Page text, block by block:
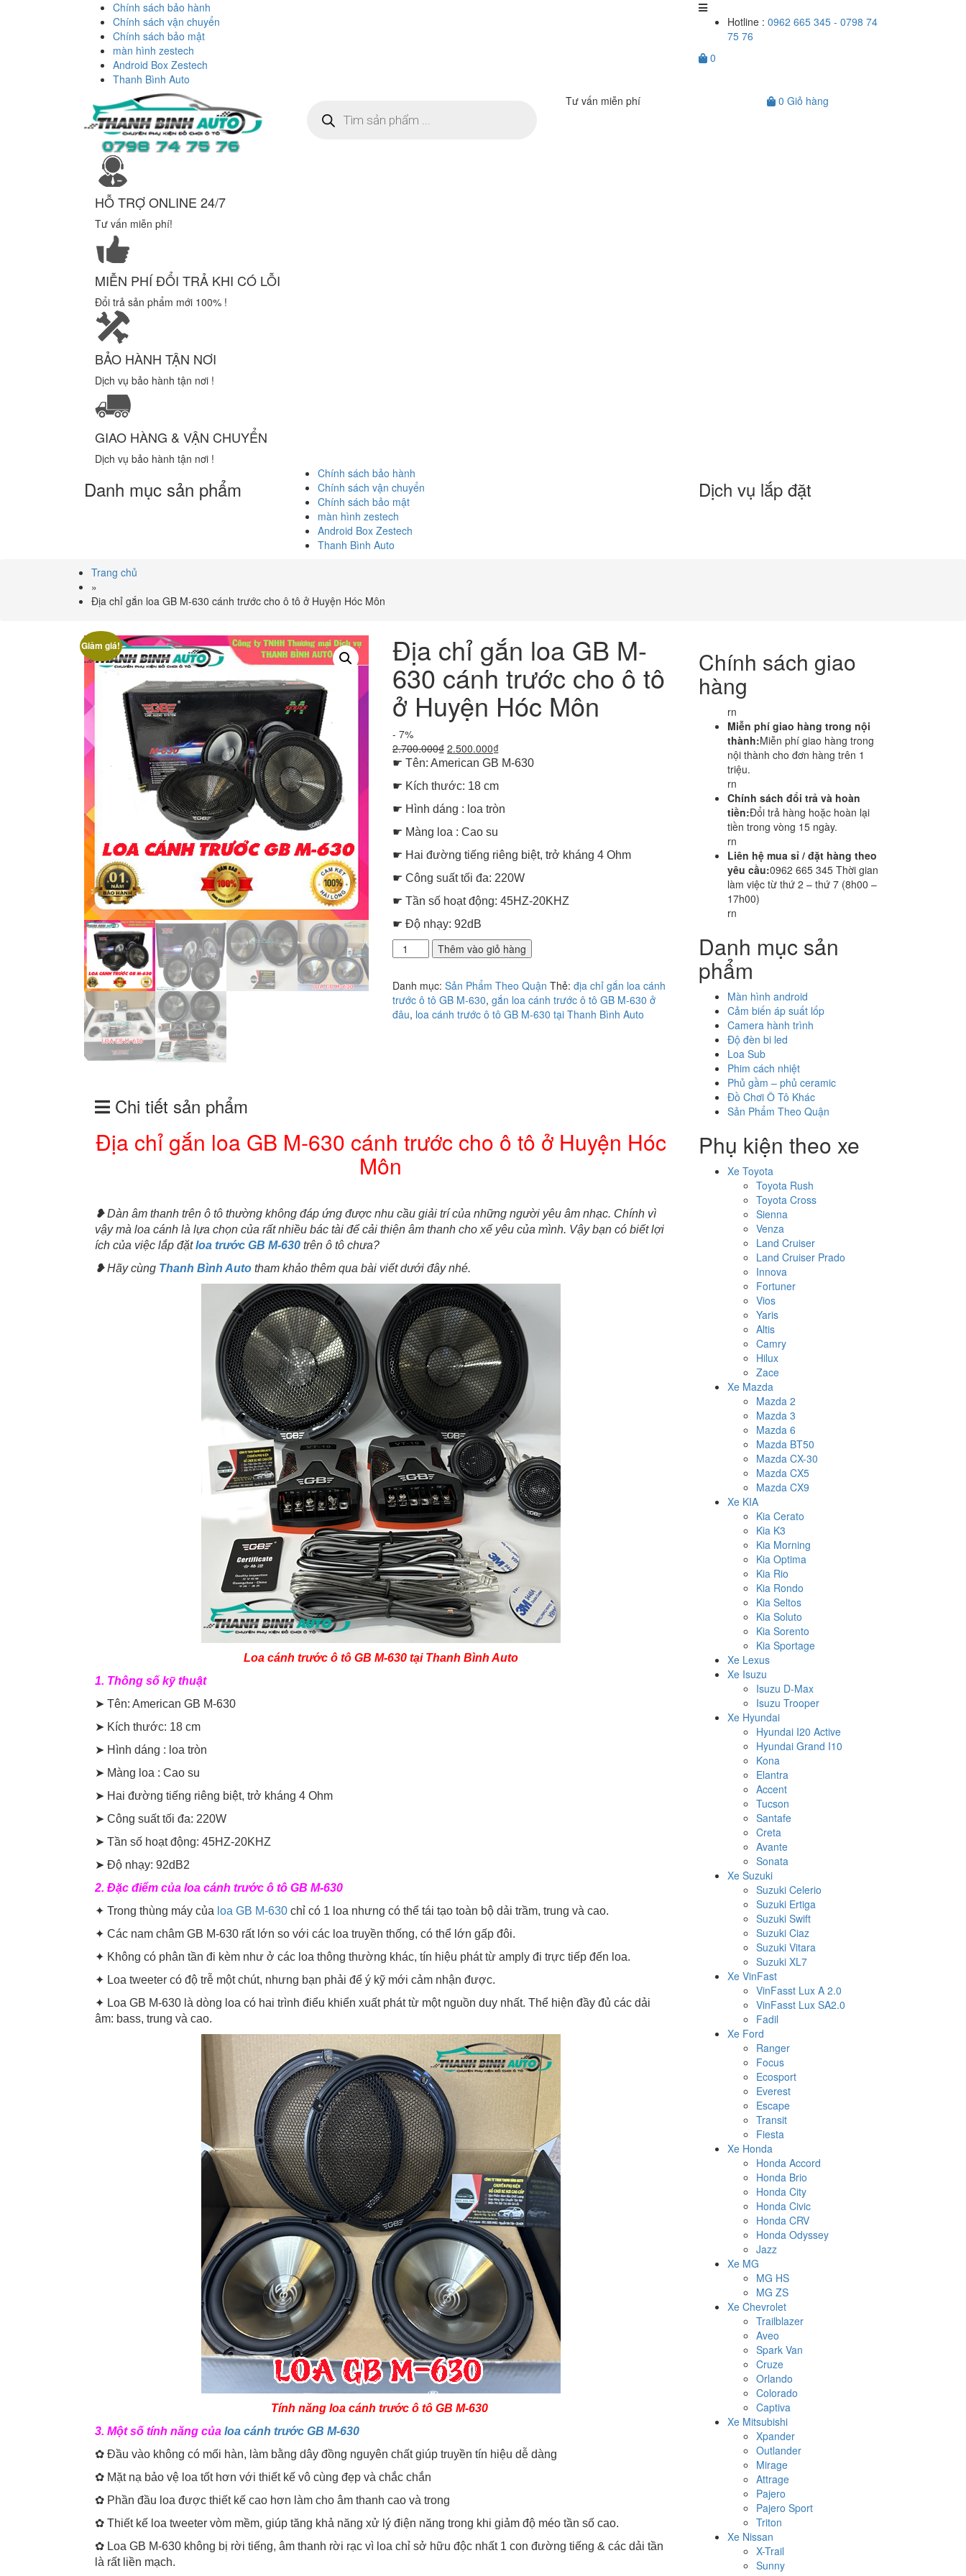
Chính sách bảo hành
Chính sách vận chuyển
Chính sách bảo mật
màn hình zestech
Android Box Zestech
Thanh Bình Auto
Hotline : 0962 665 345 - 0798 74
75 76
0
kiếm
sản
Tư vấn miễn phí 0 Giỏ hàng
HỖ TRỢ ONLINE 24/7
Tư vấn miễn phí!
MIỄN PHÍ ĐỔI TRẢ KHI CÓ LỖI
Đổi trả sản phẩm mới 100% !
BẢO HÀNH TẬN NƠI
Dịch vụ bảo hành tận nơi !
GIAO HÀNG & VẬN CHUYỂN
Dịch vụ bảo hành tận nơi !
Danh mục sản phẩm
Chính sách bảo hành
Chính sách vận chuyển
Chính sách bảo mật
màn hình zestech
Android Box Zestech
Thanh Bình Auto
Dịch vụ lắp đặt
Trang chủ
»
Địa chỉ gắn loa GB M-630 cánh trước cho ô tô ở Huyện Hóc Môn
Giảm giá! Địa chỉ gắn loa GB M-
630 cánh trước cho ô tô
ở Huyện Hóc Môn
- 7%
2.700.000₫ Giá
gốc
2.700.000₫.
2.500.000₫Giá
hiện
là:
2.500.000₫.
☛ Tên: American GB M-630
☛ Kích thước: 18 cm
☛ Hình dáng : loa tròn
☛ Màng loa : Cao su
☛ Hai đường tiếng riêng biệt, trở kháng 4 Ohm
☛ Công suất tối đa: 220W
☛ Tần số hoạt động: 45HZ-20KHZ
☛ Độ nhạy: 92dB
Địa
chỉ
loa
GB
M-
Hóc
Môn
số
Thêm vào giỏ hàng
Danh mục: Sản Phẩm Theo Quận Thẻ: địa chỉ gắn loa cánh
trước ô tô GB M-630, gắn loa cánh trước ô tô GB M-630 ở
đâu, loa cánh trước ô tô GB M-630 tại Thanh Bình Auto
Chi tiết sản phẩm
Địa chỉ gắn loa GB M-630 cánh trước cho ô tô ở Huyện Hóc
Môn
❥Dàn âm thanh trên ô tô thường không đáp ứng được nhu cầu giải trí của những người yêu âm nhạc. Chính vì
vậy mà loa cánh là lựa chọn của rất nhiều bác tài để cải thiện âm thanh cho xế yêu của mình. Vậy bạn có biết lợi
ích của việc lắp đặtloa trước GB M-630 trên ô tô chưa?
❥Hãy cùng Thanh Bình Auto tham khảo thêm qua bài viết dưới đây nhé.
Loa cánh trước ô tô GB M-630 tại Thanh Bình Auto
1. Thông số kỹ thuật
➤ Tên: American GB M-630
➤ Kích thước: 18 cm
➤ Hình dáng : loa tròn
➤ Màng loa : Cao su
➤ Hai đường tiếng riêng biệt, trở kháng 4 Ohm
➤ Công suất tối đa: 220W
➤ Tần số hoạt động: 45HZ-20KHZ
➤ Độ nhạy: 92dB2
2. Đặc điểm của loa cánh trước ô tô GB M-630
✦ Trong thùng máy của loa GB M-630 chỉ có 1 loa nhưng có thể tái tạo toàn bộ dải trầm, trung và cao.
✦ Các nam châm GB M-630 rất lớn so với các loa truyền thống, có thể lớn gấp đôi.
✦ Không có phân tần đi kèm như ở các loa thông thường khác, tín hiệu phát từ amply đi trực tiếp đến loa.
✦ Loa tweeter có độ trễ một chút, nhưng bạn phải để ý kỹ mới cảm nhận được.
✦ Loa GB M-630 là dòng loa có hai trình điểu khiển xuất phát từ một nguồn duy nhất. Thể hiện đầy đủ các dải
âm: bass, trung và cao.
Tính năng loa cánh trước ô tô GB M-630
3. Một số tính năng của loa cánh trước GB M-630
✿ Đầu vào không có mối hàn, làm bằng dây đồng nguyên chất giúp truyền tín hiệu dễ dàng
✿ Mặt nạ bảo vệ loa tốt hơn với thiết kế vô cùng đẹp và chắc chắn
✿ Phần đầu loa được thiết kế cao hơn làm cho âm thanh cao và trong
✿ Thiết kế loa tweeter vòm mềm, giúp tăng khả năng xử lý điện năng trong khi giảm độ méo tần số cao.
✿ Loa GB M-630 không bị rời tiếng, âm thanh rời rạc vì loa chỉ sở hữu độc nhất 1 con đường tiếng & các dải tần
là rất liền mạch.
Chính sách giao
hàng
rn
Miễn phí giao hàng trong nội
thành:Miễn phí giao hàng trong
nội thành cho đơn hàng trên 1
triệu.
rn
Chính sách đổi trả và hoàn
tiền:Đổi trả hàng hoặc hoàn lại
tiền trong vòng 15 ngày.
rn
Liên hệ mua sỉ / đặt hàng theo
yêu cầu:0962 665 345 Thời gian
làm việc từ thứ 2 – thứ 7 (8h00 –
17h00)
rn
Danh mục sản
phẩm
Màn hình android
Cảm biến áp suất lốp
Camera hành trình
Độ đèn bi led
Loa Sub
Phim cách nhiệt
Phủ gầm – phủ ceramic
Đồ Chơi Ô Tô Khác
Sản Phẩm Theo Quận
Phụ kiện theo xe
Xe Toyota
Toyota Rush
Toyota Cross
Sienna
Venza
Land Cruiser
Land Cruiser Prado
Innova
Fortuner
Vios
Yaris
Altis
Camry
Hilux
Zace
Xe Mazda
Mazda 2
Mazda 3
Mazda 6
Mazda BT50
Mazda CX-30
Mazda CX5
Mazda CX9
Xe KIA
Kia Cerato
Kia K3
Kia Morning
Kia Optima
Kia Rio
Kia Rondo
Kia Seltos
Kia Soluto
Kia Sorento
Kia Sportage
Xe Lexus
Xe Isuzu
Isuzu D-Max
Isuzu Trooper
Xe Hyundai
Hyundai I20 Active
Hyundai Grand I10
Kona
Elantra
Accent
Tucson
Santafe
Creta
Avante
Sonata
Xe Suzuki
Suzuki Celerio
Suzuki Ertiga
Suzuki Swift
Suzuki Ciaz
Suzuki Vitara
Suzuki XL7
Xe VinFast
VinFasst Lux A 2.0
VinFasst Lux SA2.0
Fadil
Xe Ford
Ranger
Focus
Ecosport
Everest
Escape
Transit
Fiesta
Xe Honda
Honda Accord
Honda Brio
Honda City
Honda Civic
Honda CRV
Honda Odyssey
Jazz
Xe MG
MG HS
MG ZS
Xe Chevrolet
Trailblazer
Aveo
Spark Van
Cruze
Orlando
Colorado
Captiva
Xe Mitsubishi
Xpander
Outlander
Mirage
Attrage
Pajero
Pajero Sport
Triton
Xe Nissan
X-Trail
Sunny